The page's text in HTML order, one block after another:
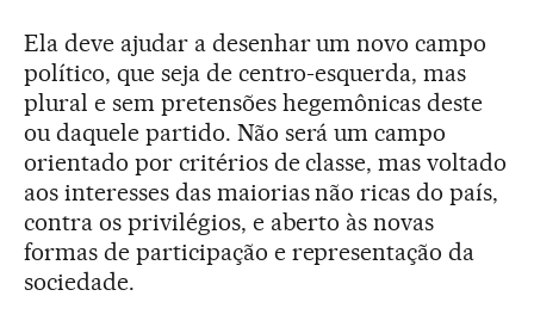
Ela deve ajudar a desenhar um novo campo
político, que seja de centro-esquerda, mas
plural e sem pretensões hegemônicas deste
ou daquele partido. Não será um campo
orientado por critérios de classe, mas voltado
aos interesses das maiorias não ricas do país,
contra os privilégios, e aberto às novas
formas de participação e representação da
sociedade.